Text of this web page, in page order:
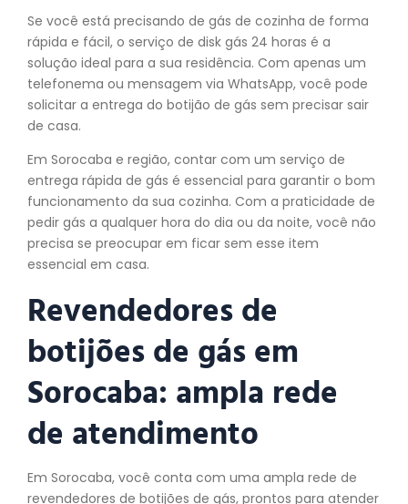
Se você está precisando de gás de cozinha de forma
rápida e fácil, o serviço de disk gás 24 horas é a
solução ideal para a sua residência. Com apenas um
telefonema ou mensagem via WhatsApp, você pode
solicitar a entrega do botijão de gás sem precisar sair
de casa.
Em Sorocaba e região, contar com um serviço de
entrega rápida de gás é essencial para garantir o bom
funcionamento da sua cozinha. Com a praticidade de
pedir gás a qualquer hora do dia ou da noite, você não
precisa se preocupar em ficar sem esse item
essencial em casa.
Revendedores de
botijões de gás em
Sorocaba: ampla rede
de atendimento
Em Sorocaba, você conta com uma ampla rede de
revendedores de botijões de gás, prontos para atender